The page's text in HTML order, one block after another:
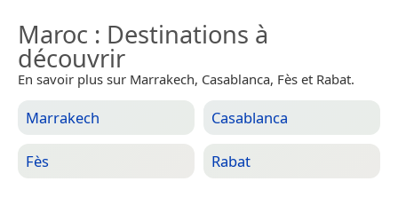
Maroc : Destinations à
découvrir
En savoir plus sur Marrakech, Casablanca, Fès et Rabat.
Marrakech Casablanca
Fès Rabat